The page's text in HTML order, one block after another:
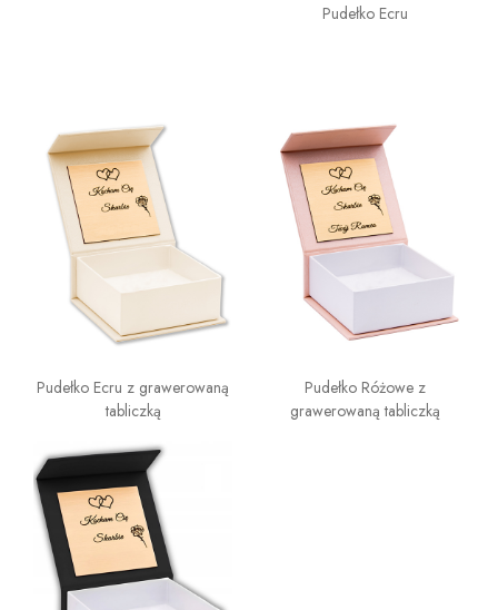
Pudełko Ecru
Pudełko Ecru z grawerowaną
tabliczką
Pudełko Różowe z
grawerowaną tabliczką